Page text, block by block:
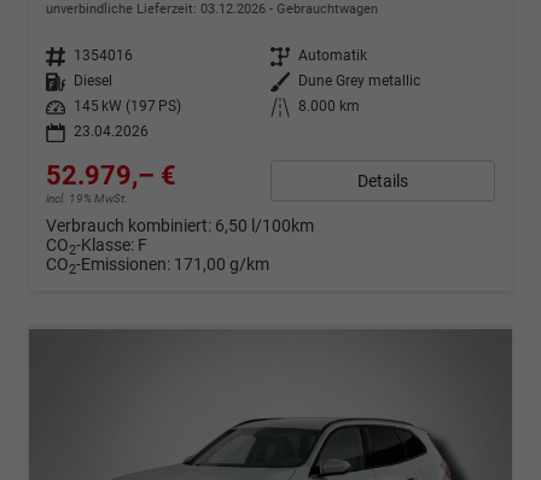
unverbindliche Lieferzeit: 03.12.2026 Gebrauchtwagen
Fahrzeugnr. 1354016 Getriebe Automatik
Kraftstoff
Diesel Außenfarbe
Dune Grey metallic
Leistung
145 kW (197 PS) Kilometerstand
8.000 km
23.04.2026
52.979,– €
incl. 19% MwSt.
Details
Verbrauch kombiniert: 6,50 l/100km
CO2-Klasse: F
CO2-Emissionen: 171,00 g/km